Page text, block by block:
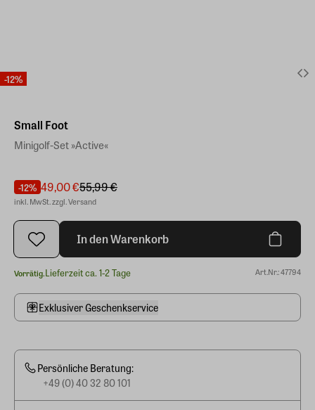
-12%
Small Foot
Minigolf-Set »Active«
-12% 49,00 €55,99 €
inkl. MwSt. zzgl. Versand
In den Warenkorb
Vorrätig.Lieferzeit ca. 1-2 Tage Art.Nr.: 47794
Exklusiver Geschenkservice
Persönliche Beratung:
+49 (0) 40 32 80 101